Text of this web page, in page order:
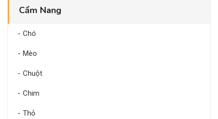
Cẩm Nang
Chó
Mèo
Chuột
Chim
Thỏ